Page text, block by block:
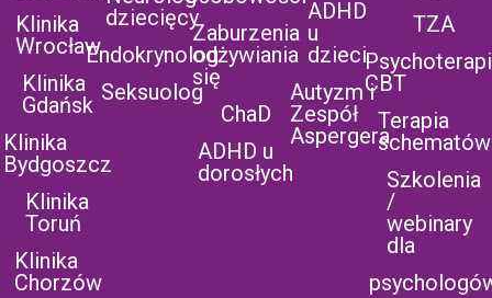
Klinika
Wrocław
Klinika
Gdańsk
Klinika
Bydgoszcz
Klinika
Toruń
Klinika
Chorzów
dziecięcy
Endokrynolog
Seksuolog
Zaburzenia
odżywiania
się
ChaD
ADHD u
dorosłych
ADHD
u
dzieci
Autyzm i
Zespół
Aspergera
TZA
CBT
Terapia
schematów
Szkolenia
/
webinary
dla